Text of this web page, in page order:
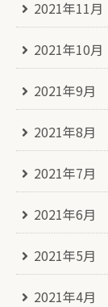
2021年11月
2021年10月
2021年9月
2021年8月
2021年7月
2021年6月
2021年5月
2021年4月